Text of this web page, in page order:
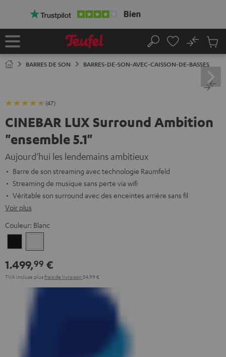
Page
Rechercher
No
du
panier
BARRES DE SON BARRES-DE-SON-AVEC-CAISSON-DE-BASSES
(47)
CINEBAR LUX Surround Ambition
"ensemble 5.1"
Aujourd’hui les lendemains ambitieux
Barre de son streaming avec technologie Raumfeld
Streaming de musique sans perte via wifi
Véritable son surround avec des enceintes arrière sans fil
Voir plus
Couleur: Blanc
1.499,99 €
TVA incluse plusfrais de livraison 54,99 €